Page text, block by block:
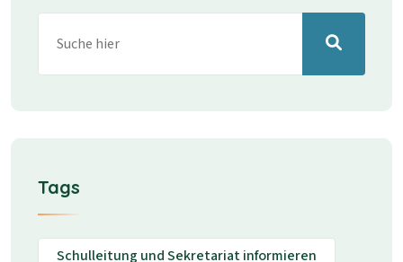
Tags
Schulleitung und Sekretariat informieren